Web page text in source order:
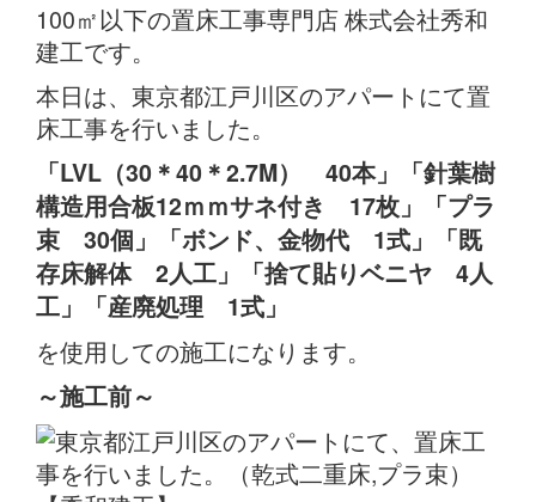
100㎡以下の置床工事専門店 株式会社秀和
建工です。
本日は、東京都江戸川区のアパートにて置
床工事を行いました。
「LVL（30＊40＊2.7M） 40本」「針葉樹
構造用合板12ｍｍサネ付き 17枚」「プラ
束 30個」「ボンド、金物代 1式」「既
存床解体 2人工 」「捨て貼りベニヤ 4人
工」「産廃処理 1式」
を使用しての施工になります。
～施工前～